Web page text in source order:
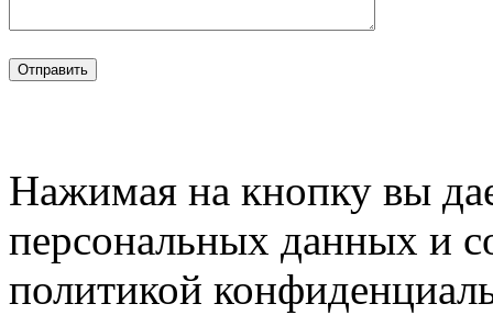
Нажимая на кнопку вы
персональных данных и
политикой